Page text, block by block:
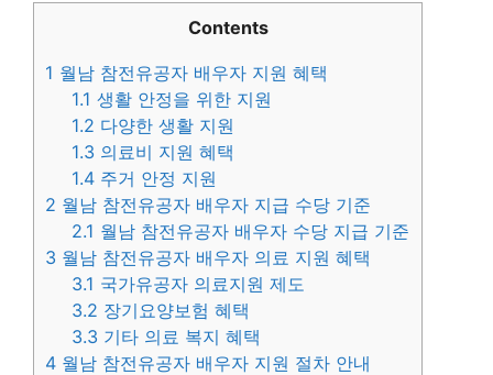
Contents
1 월남 참전유공자 배우자 지원 혜택
1.1 생활 안정을 위한 지원
1.2 다양한 생활 지원
1.3 의료비 지원 혜택
1.4 주거 안정 지원
2 월남 참전유공자 배우자 지급 수당 기준
2.1 월남 참전유공자 배우자 수당 지급 기준
3 월남 참전유공자 배우자 의료 지원 혜택
3.1 국가유공자 의료지원 제도
3.2 장기요양보험 혜택
3.3 기타 의료 복지 혜택
4 월남 참전유공자 배우자 지원 절차 안내